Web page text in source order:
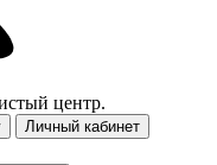
центр.
Личный кабинет